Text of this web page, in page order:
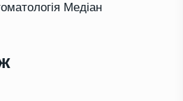
Медіан